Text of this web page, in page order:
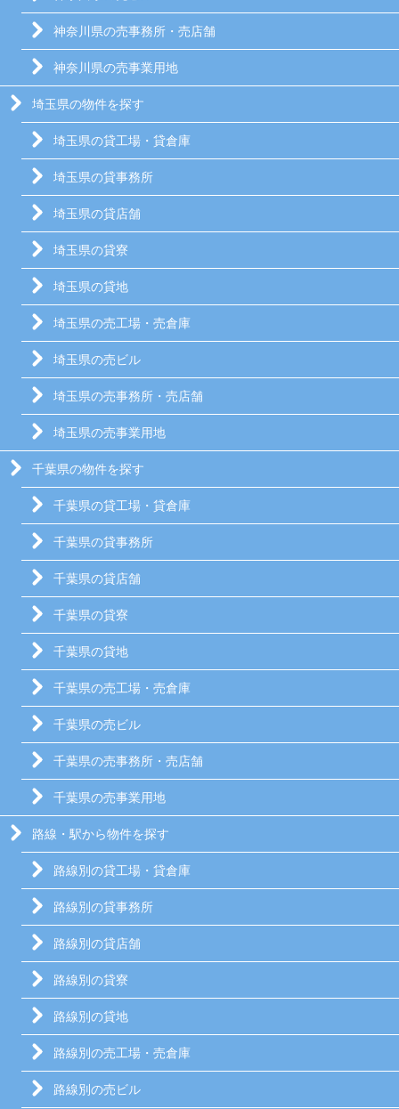
神奈川県の売事務所・売店舗
神奈川県の売事業用地
埼玉県の物件を探す
埼玉県の貸工場・貸倉庫
埼玉県の貸事務所
埼玉県の貸店舗
埼玉県の貸寮
埼玉県の貸地
埼玉県の売工場・売倉庫
埼玉県の売ビル
埼玉県の売事務所・売店舗
埼玉県の売事業用地
千葉県の物件を探す
千葉県の貸工場・貸倉庫
千葉県の貸事務所
千葉県の貸店舗
千葉県の貸寮
千葉県の貸地
千葉県の売工場・売倉庫
千葉県の売ビル
千葉県の売事務所・売店舗
千葉県の売事業用地
路線・駅から物件を探す
路線別の貸工場・貸倉庫
路線別の貸事務所
路線別の貸店舗
路線別の貸寮
路線別の貸地
路線別の売工場・売倉庫
路線別の売ビル